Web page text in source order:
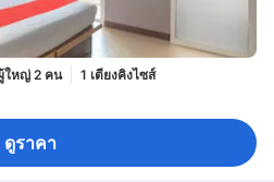
ใหญ่ 2 คน
1 เตียงคิงไซส์
ดูราคา